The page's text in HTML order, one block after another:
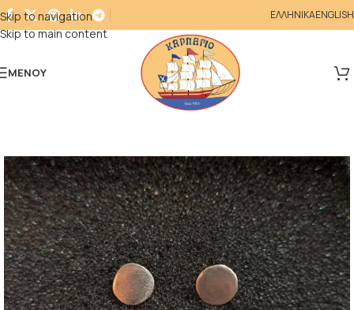
Skip to navigation
Skip to main content
ΕΛΛΗΝΙΚΑENGLISH
ΜΕΝΟΎ